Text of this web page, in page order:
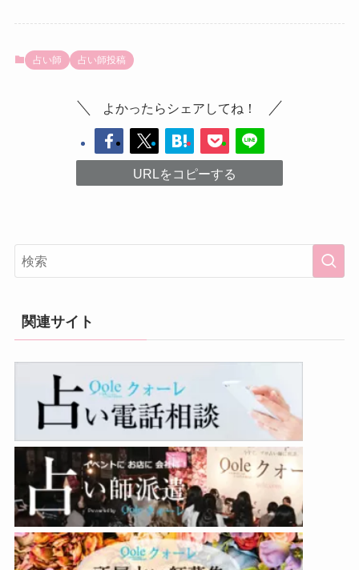
占い師 占い師投稿
よかったらシェアしてね！
URLをコピーする
関連サイト